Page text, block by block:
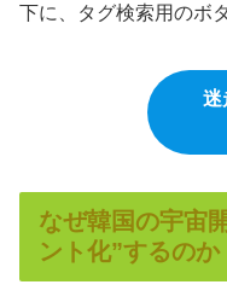
下に、タグ検索用のボ
迷
なぜ韓国の宇宙
ント化”するのか